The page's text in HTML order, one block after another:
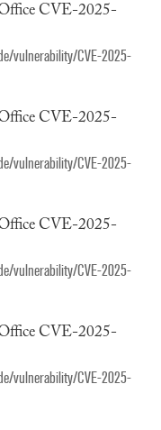
CVE-2025-
vulnerability/CVE-2025-
CVE-2025-
vulnerability/CVE-2025-
CVE-2025-
vulnerability/CVE-2025-
CVE-2025-
vulnerability/CVE-2025-